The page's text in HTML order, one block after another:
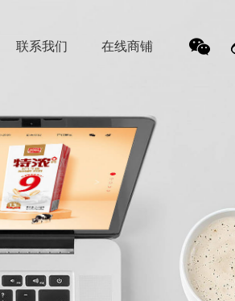
联系我们 在线商铺